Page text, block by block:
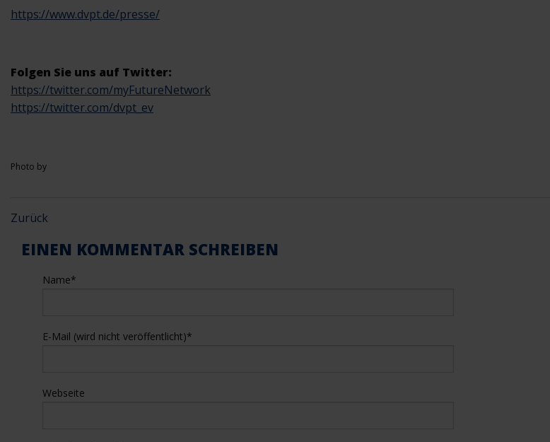
https://www.dvpt.de/presse/
Folgen Sie uns auf Twitter:
https://twitter.com/myFutureNetwork
https://twitter.com/dvpt_ev
Photo by
Zurück
EINEN KOMMENTAR SCHREIBEN
Name*
E-Mail (wird nicht veröffentlicht)*
Webseite